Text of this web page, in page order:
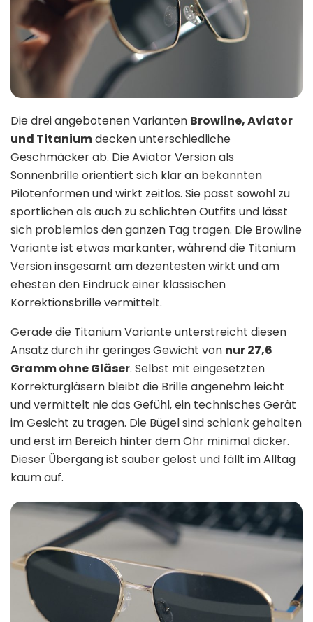
Die drei angebotenen Varianten Browline, Aviator
und Titaniumdecken unterschiedliche
Geschmäcker ab. Die Aviator Version als
Sonnenbrille orientiert sich klar an bekannten
Pilotenformen und wirkt zeitlos. Sie passt sowohl zu
sportlichen als auch zu schlichten Outfits und lässt
sich problemlos den ganzen Tag tragen. Die Browline
Variante ist etwas markanter, während die Titanium
Version insgesamt am dezentesten wirkt und am
ehesten den Eindruck einer klassischen
Korrektionsbrille vermittelt.
Gerade die Titanium Variante unterstreicht diesen
Ansatz durch ihr geringes Gewicht von nur 27,6
Gramm ohne Gläser. Selbst mit eingesetzten
Korrekturgläsern bleibt die Brille angenehm leicht
und vermittelt nie das Gefühl, ein technisches Gerät
im Gesicht zu tragen. Die Bügel sind schlank gehalten
und erst im Bereich hinter dem Ohr minimal dicker.
Dieser Übergang ist sauber gelöst und fällt im Alltag
kaum auf.